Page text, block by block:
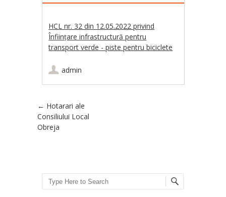
HCL nr. 32 din 12.05.2022 privind
Înființare infrastructură pentru
transport verde - piste pentru biciclete
admin
Post navigation
← Hotarari ale
Consiliului Local
Obreja
Search